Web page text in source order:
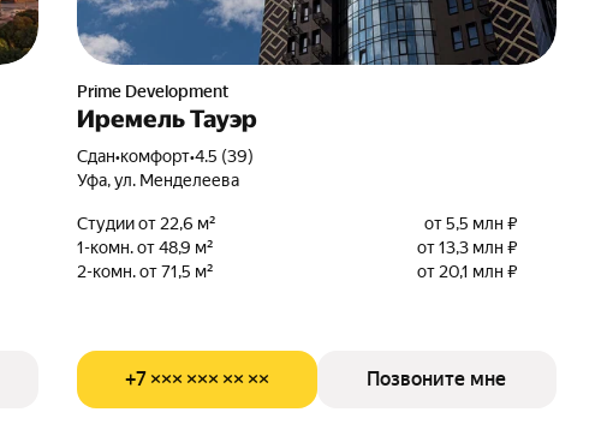
Prime Development
Иремель Тауэр
Сдан•комфорт•4.5 (39)
Уфа, ул. Менделеева
Студии от 22,6 м²
от 5,5 млн ₽
1-комн. от 48,9 м²
от 13,3 млн ₽
2-комн. от 71,5 м²
от 20,1 млн ₽
+7 ××× ××× ×× ×× Позвоните мне